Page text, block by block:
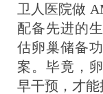
卫人医院做
配备先进的
估卵巢储备
案。毕竟，
早干预，才能